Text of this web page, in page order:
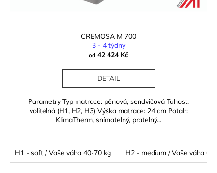
CREMOSA M 700
3 - 4 týdny
od 42 424 Kč
DETAIL
Parametry Typ matrace: pěnová, sendvičová Tuhost:
volitelná (H1, H2, H3) Výška matrace: 24 cm Potah:
KlimaTherm, snímatelný, pratelný...
H1 - soft / Vaše váha 40-70 kg H2 - medium / Vaše váha 60